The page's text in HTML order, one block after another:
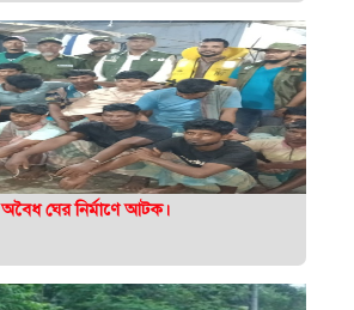
অবৈধ ঘের নির্মাণে আটক।